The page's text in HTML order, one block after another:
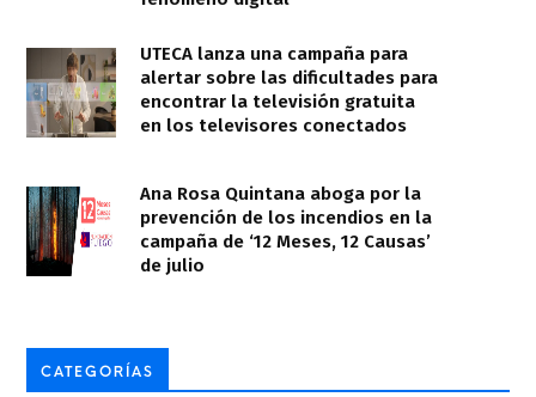
UTECA lanza una campaña para
alertar sobre las dificultades para
encontrar la televisión gratuita
en los televisores conectados
Ana Rosa Quintana aboga por la
prevención de los incendios en la
campaña de ‘12 Meses, 12 Causas’
de julio
CATEGORÍAS